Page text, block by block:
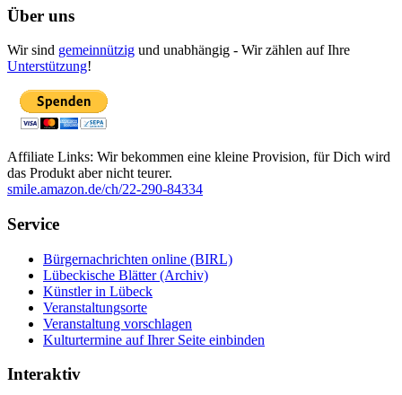
Über uns
Wir sind gemeinnützig und unabhängig - Wir zählen auf Ihre
Unterstützung!
Affiliate Links: Wir bekommen eine kleine Provision, für Dich wird
das Produkt aber nicht teurer.
smile.amazon.de/ch/22-290-84334
Service
Bürgernachrichten online (BIRL)
Lübeckische Blätter (Archiv)
Künstler in Lübeck
Veranstaltungsorte
Veranstaltung vorschlagen
Kulturtermine auf Ihrer Seite einbinden
Interaktiv